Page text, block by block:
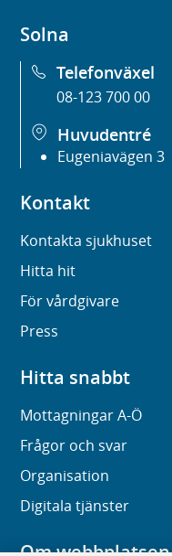
Solna
Telefonväxel
08-123 700 00
Huvudentré
Eugeniavägen 3
Kontakt
Kontakta sjukhuset
Hitta hit
För vårdgivare
Press
Hitta snabbt
Mottagningar A-Ö
Frågor och svar
Organisation
Digitala tjänster